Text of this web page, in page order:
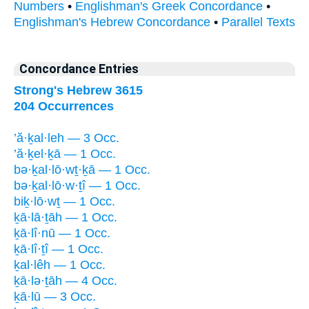
Numbers • Englishman's Greek Concordance •
Englishman's Hebrew Concordance • Parallel Texts
Concordance Entries
Strong's Hebrew 3615
204 Occurrences
’ă·ḵal·leh — 3 Occ.
’ă·ḵel·ḵā — 1 Occ.
bə·ḵal·lō·wṯ·ḵā — 1 Occ.
bə·ḵal·lō·w·ṯî — 1 Occ.
biḵ·lō·wṯ — 1 Occ.
ḵā·lā·ṯāh — 1 Occ.
ḵā·lî·nū — 1 Occ.
ḵā·lî·ṯî — 1 Occ.
ḵal·lêh — 1 Occ.
ḵā·lə·ṯāh — 4 Occ.
ḵā·lū — 3 Occ.